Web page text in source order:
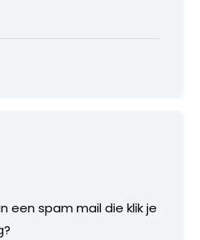
een spam mail die klik je